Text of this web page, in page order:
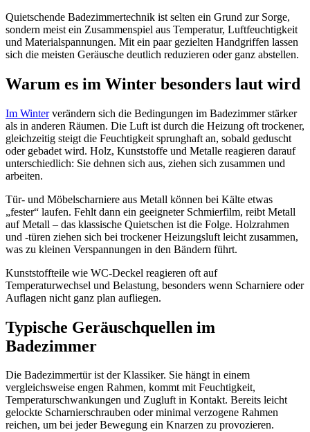
Quietschende Badezimmertechnik ist selten ein Grund zur Sorge,
sondern meist ein Zusammenspiel aus Temperatur, Luftfeuchtigkeit
und Materialspannungen. Mit ein paar gezielten Handgriffen lassen
sich die meisten Geräusche deutlich reduzieren oder ganz abstellen.
Warum es im Winter besonders laut wird
Im Winterverändern sich die Bedingungen im Badezimmer stärker
als in anderen Räumen. Die Luft ist durch die Heizung oft trockener,
gleichzeitig steigt die Feuchtigkeit sprunghaft an, sobald geduscht
oder gebadet wird. Holz, Kunststoffe und Metalle reagieren darauf
unterschiedlich: Sie dehnen sich aus, ziehen sich zusammen und
arbeiten.
Tür- und Möbelscharniere aus Metall können bei Kälte etwas
„fester“ laufen. Fehlt dann ein geeigneter Schmierfilm, reibt Metall
auf Metall – das klassische Quietschen ist die Folge. Holzrahmen
und -türen ziehen sich bei trockener Heizungsluft leicht zusammen,
was zu kleinen Verspannungen in den Bändern führt.
Kunststoffteile wie WC-Deckel reagieren oft auf
Temperaturwechsel und Belastung, besonders wenn Scharniere oder
Auflagen nicht ganz plan aufliegen.
Typische Geräuschquellen im
Badezimmer
Die Badezimmertür ist der Klassiker. Sie hängt in einem
vergleichsweise engen Rahmen, kommt mit Feuchtigkeit,
Temperaturschwankungen und Zugluft in Kontakt. Bereits leicht
gelockte Scharnierschrauben oder minimal verzogene Rahmen
reichen, um bei jeder Bewegung ein Knarzen zu provozieren.